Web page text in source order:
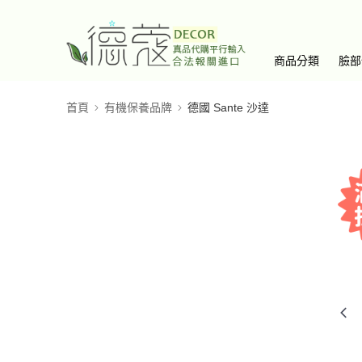
商品分類 臉
首頁 有機保養品牌 德國 Sante 沙達